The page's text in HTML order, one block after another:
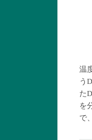
温
う
た
を
で